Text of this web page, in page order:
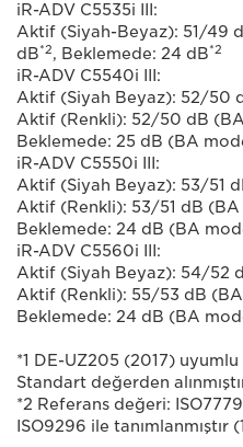
iR-ADV C5535i III:
Aktif (Siyah-Beyaz): 51/49
dB*2, Beklemede: 24 dB*2
iR-ADV C5540i III:
Aktif (Siyah Beyaz): 52/50
Aktif (Renkli): 52/50 dB
Beklemede: 25 dB (BA
iR-ADV C5550i III:
Aktif (Siyah Beyaz): 53/51
Aktif (Renkli): 53/51 dB
Beklemede: 24 dB (BA
iR-ADV C5560i III:
Aktif (Siyah Beyaz): 54/52
Aktif (Renkli): 55/53 dB
Beklemede: 24 dB (BA
*1 DE-UZ205 (2017)
Standart değerden
*2 Referans değeri:
ISO9296 ile tanımlanmıştır